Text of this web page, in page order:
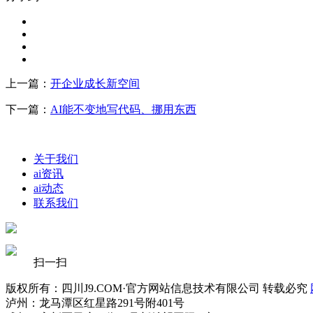
上一篇： 开企业成长新空间
下一篇： AI能不变地写代码、挪用东西
关于我们
ai资讯
ai动态
联系我们
扫一扫
版权所有：四川J9.COM·官方网站信息技术有限公司 转载必究
泸州：龙马潭区红星路291号附401号